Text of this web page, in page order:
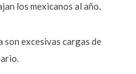
los mexicanos al año.
son excesivas cargas de